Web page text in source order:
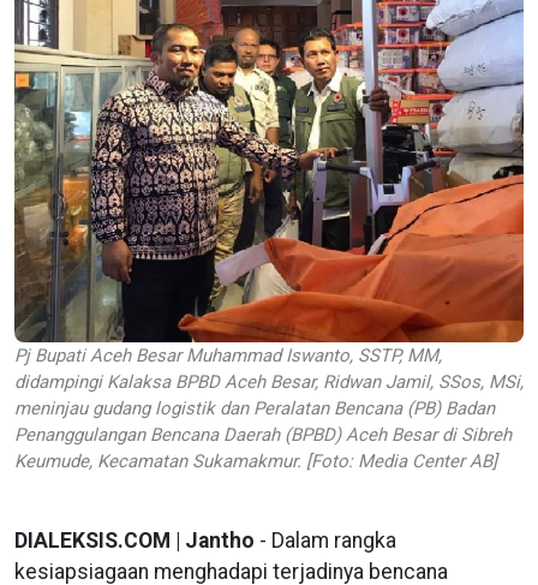
Pj Bupati Aceh Besar Muhammad Iswanto, SSTP, MM,
didampingi Kalaksa BPBD Aceh Besar, Ridwan Jamil, SSos, MSi,
meninjau gudang logistik dan Peralatan Bencana (PB) Badan
Penanggulangan Bencana Daerah (BPBD) Aceh Besar di Sibreh
Keumude, Kecamatan Sukamakmur. [Foto: Media Center AB]
DIALEKSIS.COM | Jantho - Dalam rangka
kesiapsiagaan menghadapi terjadinya bencana